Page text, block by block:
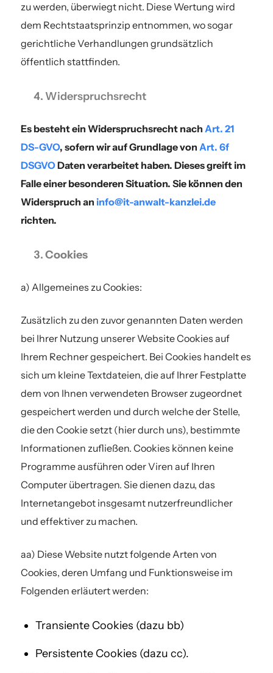
zu werden, überwiegt nicht. Diese Wertung wird
dem Rechtstaatsprinzip entnommen, wo sogar
gerichtliche Verhandlungen grundsätzlich
öffentlich stattfinden.
Widerspruchsrecht
Es besteht ein Widerspruchsrecht nachArt. 21
DS-GVO, sofern wir auf Grundlage vonArt. 6f
DSGVODaten verarbeitet haben. Dieses greift im
Falle einer besonderen Situation. Sie können den
Widerspruch aninfo@it-anwalt-kanzlei.de
richten.
Cookies
a) Allgemeines zu Cookies:
Zusätzlich zu den zuvor genannten Daten werden
bei Ihrer Nutzung unserer Website Cookies auf
Ihrem Rechner gespeichert. Bei Cookies handelt es
sich um kleine Textdateien, die auf Ihrer Festplatte
dem von Ihnen verwendeten Browser zugeordnet
gespeichert werden und durch welche der Stelle,
die den Cookie setzt (hier durch uns), bestimmte
Informationen zufließen. Cookies können keine
Programme ausführen oder Viren auf Ihren
Computer übertragen. Sie dienen dazu, das
Internetangebot insgesamt nutzerfreundlicher
und effektiver zu machen.
aa) Diese Website nutzt folgende Arten von
Cookies, deren Umfang und Funktionsweise im
Folgenden erläutert werden:
Transiente Cookies (dazu bb)
Persistente Cookies (dazu cc).